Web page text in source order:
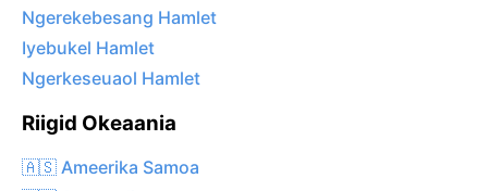
Ngerekebesang Hamlet
Iyebukel Hamlet
Ngerkeseuaol Hamlet
Riigid Okeaania
🇦🇸 Ameerika Samoa